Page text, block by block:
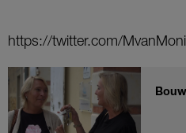
https://twitter.com/